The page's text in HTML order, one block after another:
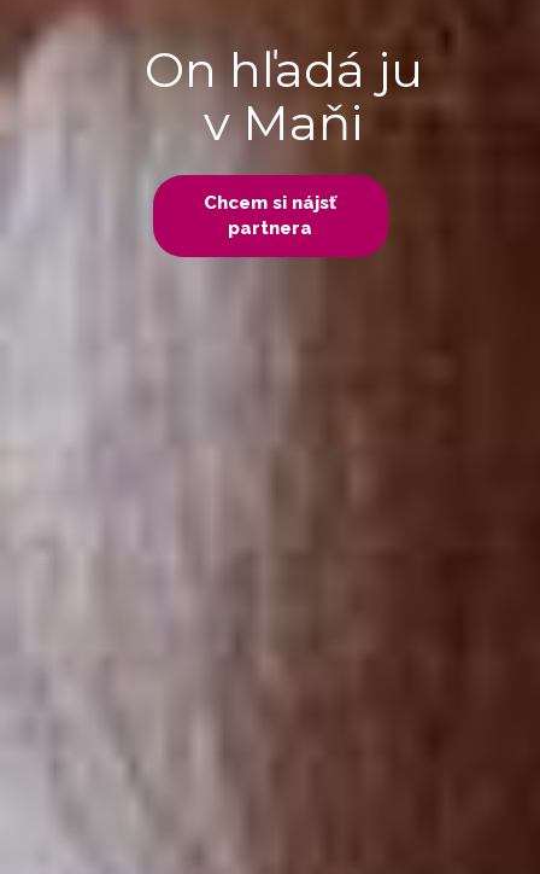
Chcem si nájsť
partnera
On hľadá ju
v Maňi